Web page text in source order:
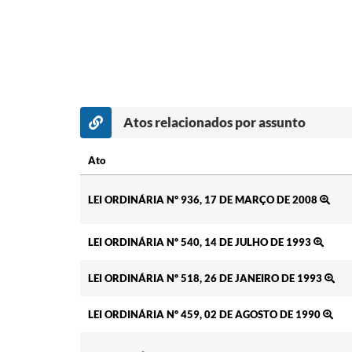
Atos relacionados por assunto
Ato
LEI ORDINÁRIA Nº 936, 17 DE MARÇO DE 2008
LEI ORDINÁRIA Nº 540, 14 DE JULHO DE 1993
LEI ORDINÁRIA Nº 518, 26 DE JANEIRO DE 1993
LEI ORDINÁRIA Nº 459, 02 DE AGOSTO DE 1990